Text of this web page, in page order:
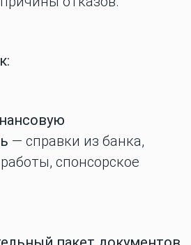
— справки из банка,
спонсорское